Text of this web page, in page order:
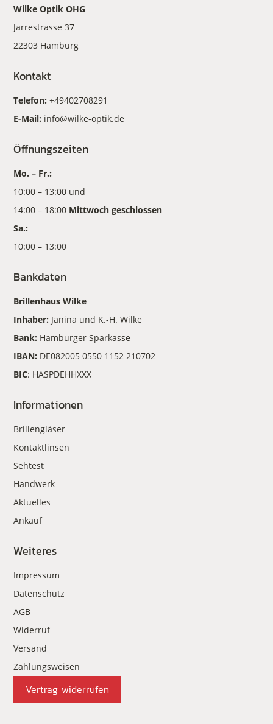
Wilke Optik OHG
Jarrestrasse 37
22303 Hamburg
Kontakt
Telefon:+49402708291
E-Mail: info@wilke-optik.de
Öffnungszeiten
Mo. – Fr.:
10:00 – 13:00 und
14:00 – 18:00 Mittwoch geschlossen
Sa.:
10:00 – 13:00
Bankdaten
Brillenhaus Wilke
Inhaber: Janina und K.-H. Wilke
Bank: Hamburger Sparkasse
IBAN: DE082005 0550 1152 210702
BIC: HASPDEHHXXX
Informationen
Brillengläser
Kontaktlinsen
Sehtest
Handwerk
Aktuelles
Ankauf
Weiteres
Impressum
Datenschutz
AGB
Widerruf
Versand
Zahlungsweisen
Vertrag widerrufen